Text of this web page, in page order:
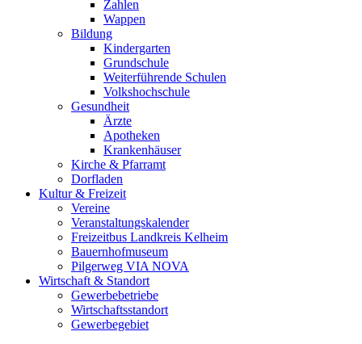
Zahlen
Wappen
Bildung
Kindergarten
Grundschule
Weiterführende Schulen
Volkshochschule
Gesundheit
Ärzte
Apotheken
Krankenhäuser
Kirche & Pfarramt
Dorfladen
Kultur & Freizeit
Vereine
Veranstaltungskalender
Freizeitbus Landkreis Kelheim
Bauernhofmuseum
Pilgerweg VIA NOVA
Wirtschaft & Standort
Gewerbebetriebe
Wirtschaftsstandort
Gewerbegebiet